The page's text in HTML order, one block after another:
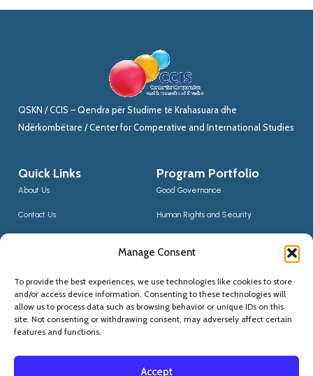
Manage Consent
To provide the best experiences, we use technologies like cookies to store
and/or access device information. Consenting to these technologies will
allow us to process data such as browsing behavior or unique IDs on this
site. Not consenting or withdrawing consent, may adversely affect certain
features and functions.
Accept
QSKN / CCIS – Qendra për Studime të Krahasuara dhe
Ndërkombëtare / Center for Comperative and International Studies
Quick Links
About Us
Contact Us
Program Portfolio
Good Governance
Human Rights and Security
Social Inclusion
Contact Us
(+355) 68 20 56910